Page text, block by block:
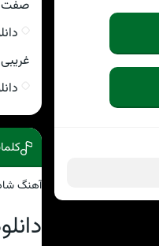
صفت
غریبی
آهنگ